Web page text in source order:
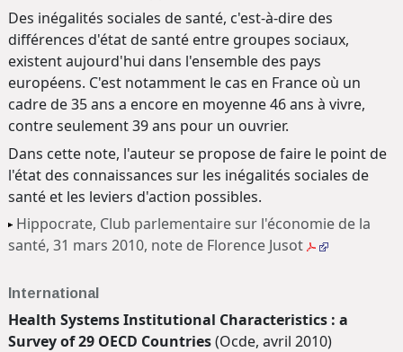
Des inégalités sociales de santé, c'est-à-dire des
différences d'état de santé entre groupes sociaux,
existent aujourd'hui dans l'ensemble des pays
européens. C'est notamment le cas en France où un
cadre de 35 ans a encore en moyenne 46 ans à vivre,
contre seulement 39 ans pour un ouvrier.
Dans cette note, l'auteur se propose de faire le point de
l'état des connaissances sur les inégalités sociales de
santé et les leviers d'action possibles.
Hippocrate, Club parlementaire sur l'économie de la
santé, 31 mars 2010, note de Florence Jusot
International
Health Systems Institutional Characteristics : a
Survey of 29 OECD Countries(Ocde, avril 2010)